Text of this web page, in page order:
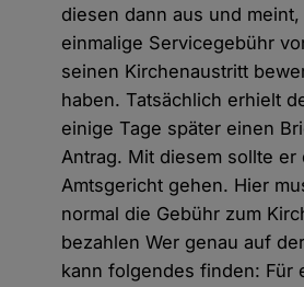
diesen dann aus und
einmalige Servicegebühr
seinen Kirchenaustritt
haben. Tatsächlich erhielt
einige Tage später einen
Antrag. Mit diesem sollte er
Amtsgericht gehen. Hier
normal die Gebühr zum
bezahlen Wer genau auf
kann folgendes finden: Für